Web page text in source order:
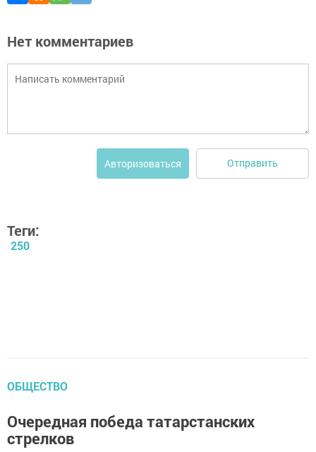
Нет комментариев
Авторизоваться Отправить
Теги:
250
ОБЩЕСТВО
Очередная победа татарстанских
стрелков